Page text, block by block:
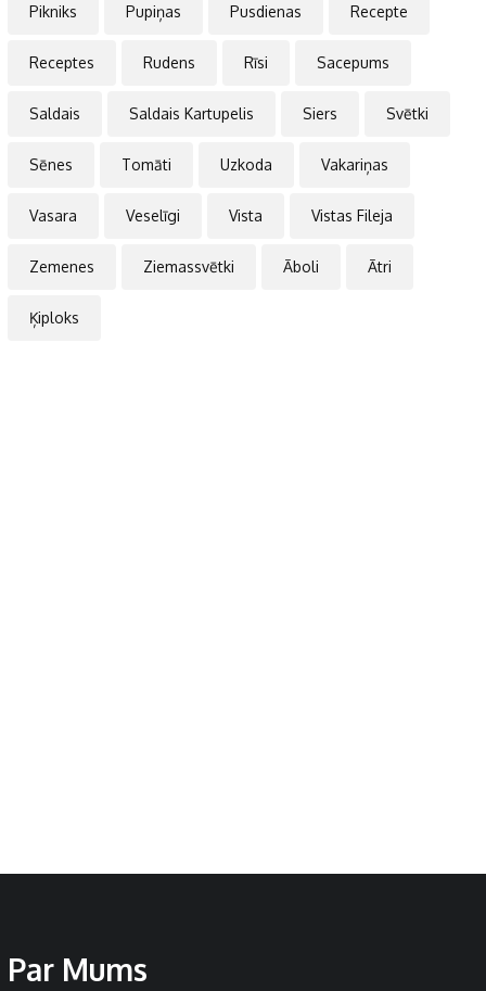
Pikniks Pupiņas Pusdienas Recepte
Receptes Rudens Rīsi Sacepums
Saldais Saldais Kartupelis Siers Svētki
Sēnes Tomāti Uzkoda Vakariņas
Vasara Veselīgi Vista Vistas Fileja
Zemenes Ziemassvētki Āboli Ātri
Ķiploks
Par Mums